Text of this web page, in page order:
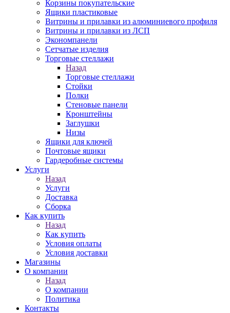
Корзины покупательские
Ящики пластиковые
Витрины и прилавки из алюминиевого профиля
Витрины и прилавки из ЛСП
Экономпанели
Сетчатые изделия
Торговые стеллажи
Назад
Торговые стеллажи
Стойки
Полки
Стеновые панели
Кронштейны
Заглушки
Низы
Ящики для ключей
Почтовые ящики
Гардеробные системы
Услуги
Назад
Услуги
Доставка
Сборка
Как купить
Назад
Как купить
Условия оплаты
Условия доставки
Магазины
О компании
Назад
О компании
Политика
Контакты